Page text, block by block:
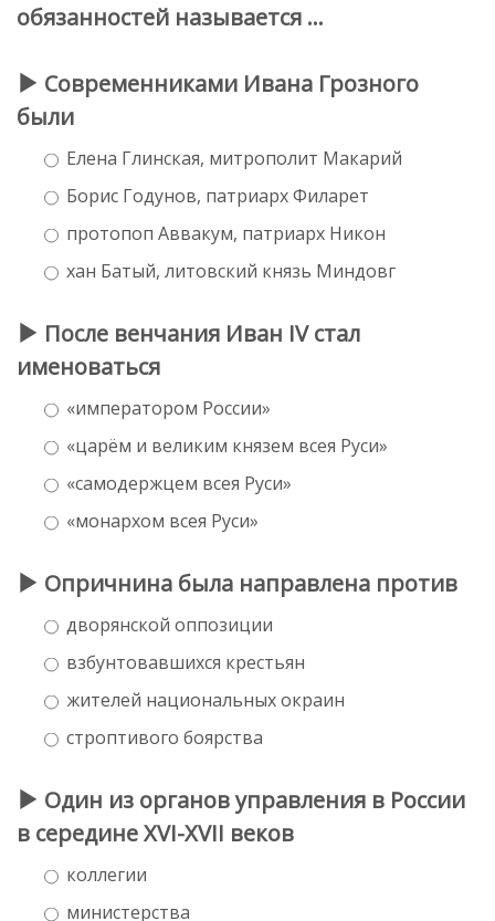
обязанностей называется …
Современниками Ивана Грозного
были
Елена Глинская, митрополит Макарий
Борис Годунов, патриарх Филарет
протопоп Аввакум, патриарх Никон
хан Батый, литовский князь Миндовг
После венчания Иван IV стал
именоваться
«императором России»
«царём и великим князем всея Руси»
«самодержцем всея Руси»
«монархом всея Руси»
Опричнина была направлена против
дворянской оппозиции
взбунтовавшихся крестьян
жителей национальных окраин
строптивого боярства
Один из органов управления в России
в середине XVI-XVII веков
коллегии
министерства